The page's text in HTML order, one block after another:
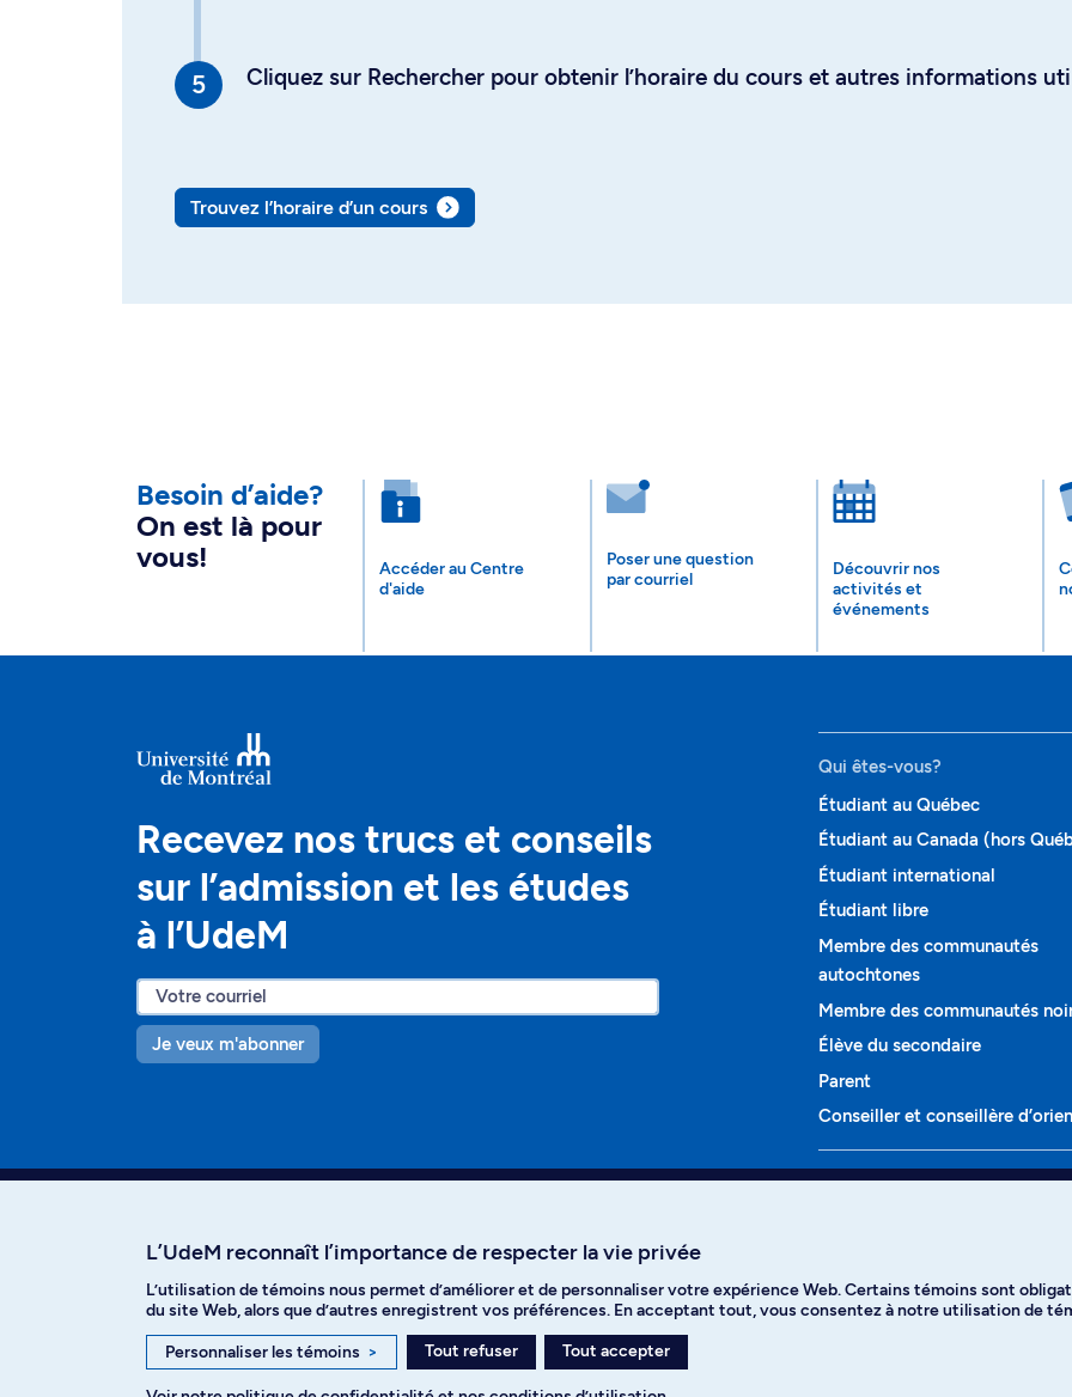
Cliquez sur Rechercher pour obtenir l’horaire du cours et autres informations
Trouvez l’horaire d’un cours
Besoin d’aide?
On est là pour
vous!
Accéder au Centre
d'aide
Poser une question
par courriel
Découvrir nos
activités et
événements
Recevez nos trucs et conseils
sur l’admission et les études
à l’UdeM
Je veux m'abonner
Qui êtes-vous?
Étudiant au Québec
Étudiant au Canada (hors
Étudiant international
Étudiant libre
Membre des communautés
autochtones
Membre des communautés
Élève du secondaire
Parent
Conseiller et conseillère
Programmes et cours
Facebook Instagram TikTok YouTube Spotify
L’UdeM reconnaît l’importance de respecter la vie privée
L’utilisation de témoins nous permet d’améliorer et de personnaliser votre expérience Web. Certains témoins sont
du site Web, alors que d’autres enregistrent vos préférences. En acceptant tout, vous consentez à notre utilisation de
Personnaliser les témoins > Tout refuser Tout accepter